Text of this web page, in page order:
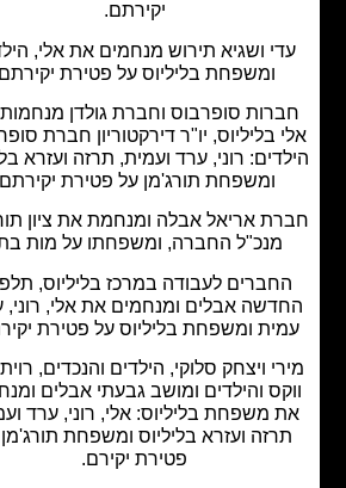
ושגיא תירוש מנחמים את אלי, הילדים
ומשפחת בליליוס על פטירת יקירתם.
סופרבוס וחברת גולדן מנחמות את
בליליוס, יו"ר דירקטוריון חברת סופרבוס,
רוני, ערד ועמית, תרזה ועזרא בליליוס
ומשפחת תורג'מן על פטירת יקירתם.
אריאל אבלה ומנחמת את ציון תורג'מן,
מנכ"ל החברה, ומשפחתו על מות בתו.
לעבודה במרכז בליליוס, תלפיות
אבלים ומנחמים את אלי, רוני, ערד,
ומשפחת בליליוס על פטירת יקירתם.
ויצחק סלוקי, הילדים והנכדים, רוית ואיל
והילדים ומושב גבעתי אבלים ומנחמים
משפחת בליליוס: אלי, רוני, ערד ועמית,
ועזרא בליליוס ומשפחת תורג'מן על
פטירת יקירם.